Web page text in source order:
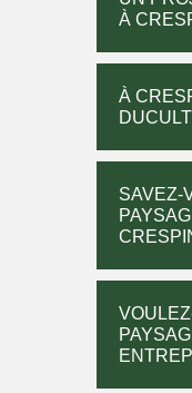
À
À
SAVEZ-